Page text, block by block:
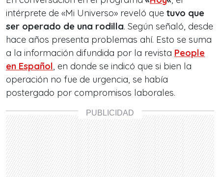
intérprete de «Mi Universo» reveló que tuvo que
ser operado de una rodilla. Según señaló, desde
hace años presenta problemas ahí. Esto se suma
a la información difundida por la revista People
en Español, en donde se indicó que si bien la
operación no fue de urgencia, se había
postergado por compromisos laborales.